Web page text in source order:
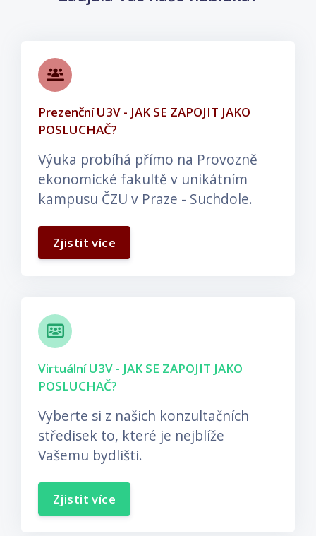
Prezenční U3V - JAK SE ZAPOJIT JAKO
POSLUCHAČ?
Výuka probíhá přímo na Provozně
ekonomické fakultě v unikátním
kampusu ČZU v Praze - Suchdole.
Zjistit více
Virtuální U3V - JAK SE ZAPOJIT JAKO
POSLUCHAČ?
Vyberte si z našich konzultačních
středisek to, které je nejblíže
Vašemu bydlišti.
Zjistit více